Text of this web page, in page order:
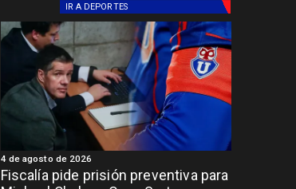
IR A DEPORTES
Fiscalía pide prisión preventiva para
4 de agosto de 2026